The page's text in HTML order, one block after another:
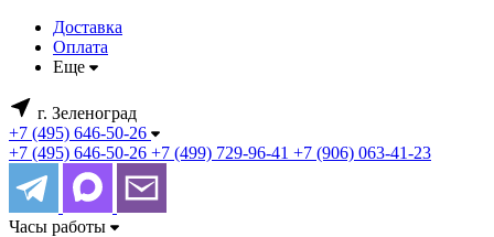
Доставка
Оплата
Еще
г. Зеленоград
+7 (495) 646-50-26
+7 (495) 646-50-26 +7 (499) 729-96-41 +7 (906) 063-41-23
Часы работы